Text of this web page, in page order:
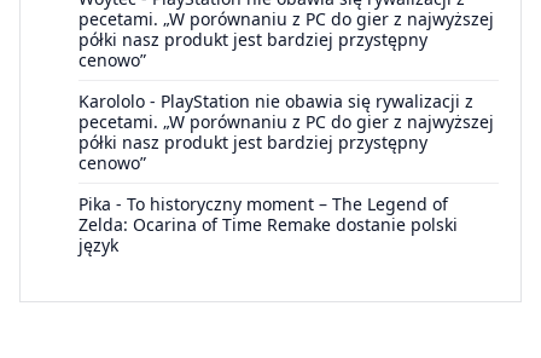
pecetami. „W porównaniu z PC do gier z najwyższej
półki nasz produkt jest bardziej przystępny
cenowo”
Karololo - PlayStation nie obawia się rywalizacji z
pecetami. „W porównaniu z PC do gier z najwyższej
półki nasz produkt jest bardziej przystępny
cenowo”
Pika - To historyczny moment – The Legend of
Zelda: Ocarina of Time Remake dostanie polski
język